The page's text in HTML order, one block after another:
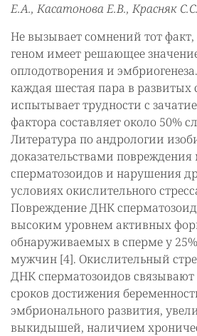
Е.А., Касатонова Е.В., Красняк С.С.
Не вызывает сомнений тот факт,
геном имеет решающее
оплодотворения и
каждая шестая пара в развитых
испытывает трудности с
фактора составляет около 50%
Литература по андрологии
доказательствами
сперматозоидов и нарушения
условиях окислительного
Повреждение ДНК
высоким уровнем активных
обнаруживаемых в сперме у
мужчин [4]. Окислительный
ДНК сперматозоидов
сроков достижения
эмбрионального развития,
выкидышей, наличием